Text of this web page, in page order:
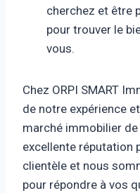
cherchez et être
pour trouver le
vous.
Chez ORPI SMART
de notre expérience
marché immobilier de
excellente réputation
clientèle et nous
pour répondre à vos